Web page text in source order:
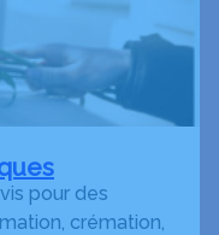
pour des
crémation,